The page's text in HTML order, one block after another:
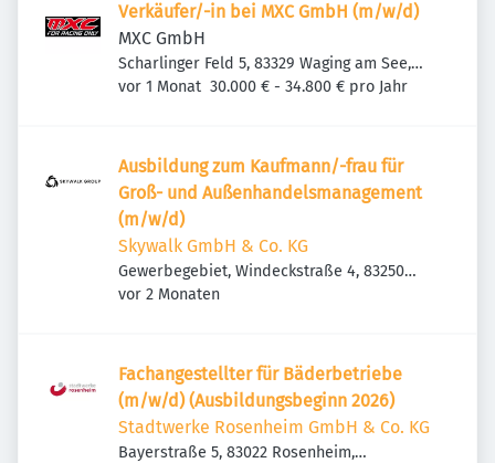
Verkäufer/-in bei MXC GmbH (m/w/d)
MXC GmbH
Scharlinger Feld 5, 83329 Waging am See,
Deutschland
Veröffentlicht:
vor 1 Monat 30.000 € - 34.800 € pro Jahr
Ausbildung zum Kaufmann/-frau für
Groß- und Außenhandelsmanagement
(m/w/d)
Skywalk GmbH & Co. KG
Gewerbegebiet, Windeckstraße 4, 83250
Marquartstein, Deutschland
Veröffentlicht:
vor 2 Monaten
Fachangestellter für Bäderbetriebe
(m/w/d) (Ausbildungsbeginn 2026)
Stadtwerke Rosenheim GmbH & Co. KG
Bayerstraße 5, 83022 Rosenheim,